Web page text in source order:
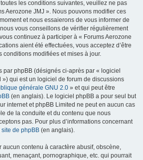
les conditions suivantes, veuillez ne pas
Aerozone JMJ ». Nous pouvons modifier ces
et nous essaierons de vous informer de
vous conseillons de vérifier régulièrement
continuez à participer à « Forums Aerozone
aient été effectuées, vous acceptez d’être
conditions modifiées et mises à jour.
par phpBB (désignés ci-après par « logiciel
») qui est un logiciel de forum de discussions
générale GNU 2.0 » et qui peut être
(en anglais). Le logiciel phpBB a pour seul but
internet et phpBB Limited ne peut en aucun cas
de la conduite et du contenu que nous
pas. Pour plus d’informations concernant
site de phpBB (en anglais).
aucun contenu à caractère abusif, obscène,
menaçant, pornographique, etc. qui pourrait